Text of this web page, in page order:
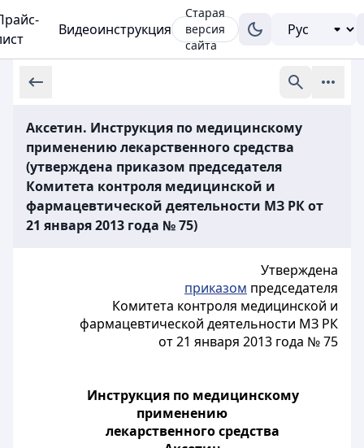
Видеоинструкция
Старая
версия
сайта
Аксетин. Инструкция по медицинскому
применению лекарственного средства
(утверждена приказом председателя
Комитета контроля медицинской и
фармацевтической деятельности МЗ РК от
21 января 2013 года № 75)
Утверждена
приказом председателя
Комитета контроля медицинской и
фармацевтической деятельности МЗ РК
от 21 января 2013 года № 75
Инструкция по медицинскому
применению
лекарственного средства